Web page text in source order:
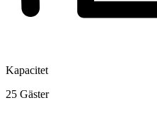
Kapacitet
25 Gäster